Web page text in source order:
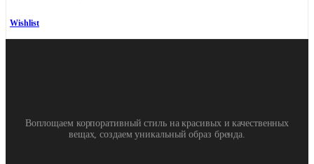
Wishlist
Воплощаем корпоративный стиль на красивых и качественных
вещах, создаем уникальный образ бренда.